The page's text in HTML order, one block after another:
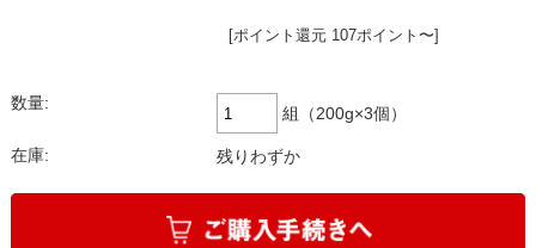
[ポイント還元 107ポイント〜]
数量:
組（200g×3個）
在庫: 残りわずか